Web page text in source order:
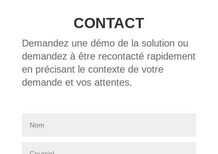
CONTACT
Demandez une démo de la solution ou
demandez à être recontacté rapidement
en précisant le contexte de votre
demande et vos attentes.